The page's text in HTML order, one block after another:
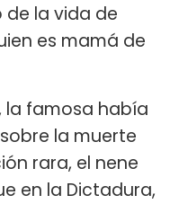
la vida de
es mamá de
la famosa había
la muerte
rara, el nene
en la Dictadura,